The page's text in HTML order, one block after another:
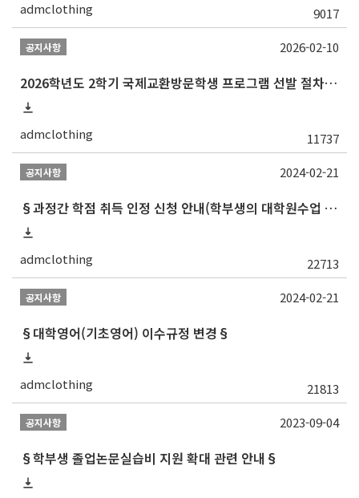
admclothing 9017
공지사항
2026학년도 2학기 국제교환방문학생 프로그램 선발 절차 안내
admclothing 11737
2026-02-10
공지사항
§과정간 학점 취득 인정 신청 안내(학부생의 대학원수업 수강 허가 및 학부학점 인정)§
admclothing 22713
2024-02-21
공지사항
§대학영어(기초영어) 이수규정 변경§
admclothing 21813
2024-02-21
공지사항
§학부생 졸업논문실습비 지원 확대 관련 안내§
2023-09-04